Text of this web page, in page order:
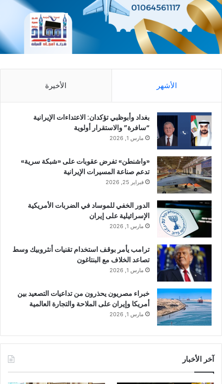
الأشهر الأخيرة
بغداد وأبوظبي تؤكدان: الاعتداءات الإيرانية
“سافرة” والاستقرار أولوية
مارس 1, 2026
«واشنطن» تفرض عقوبات على «شبكة سرية»
تدعم صناعة المسيرات الإيرانية
فبراير 25, 2026
الدور الخفي للموساد في الضربات الأمريكية
الإسرائيلية على إيران
مارس 1, 2026
ترامب يأمر بوقف استخدام تقنيات أنثروبيك وسط
تصاعد الخلاف مع البنتاغون
مارس 1, 2026
خبراء مصريون يحذرون من تداعيات التصعيد بين
أمريكا وإيران على الملاحة والتجارة العالمية
مارس 1, 2026
آخر الأخبار